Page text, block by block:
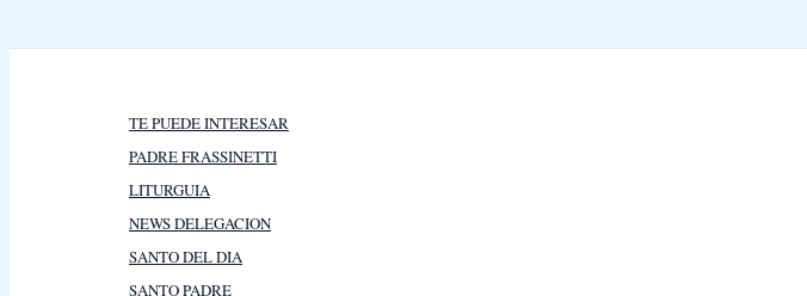
TE PUEDE INTERESAR
PADRE FRASSINETTI
LITURGUIA
NEWS DELEGACION
SANTO DEL DIA
SANTO PADRE